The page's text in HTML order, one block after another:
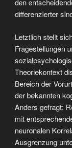
den
differenzierter
Letztlich stellt
Fragestellungen
Theoriekontext
Bereich der
der bekannten
Anders gefragt:
mit
neuronalen
Ausgrenzung